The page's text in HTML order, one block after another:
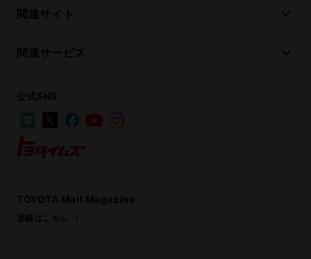
関連サイト
関連サービス
公式SNS
LINE
FacebookYouTube
TOYOTA Mail Magazine
登録はこちら